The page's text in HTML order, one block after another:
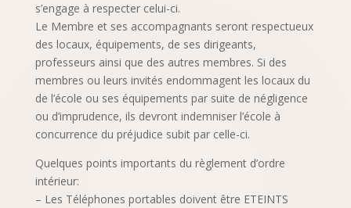
s’engage à respecter celui-ci.
Le Membre et ses accompagnants seront respectueux
des locaux, équipements, de ses dirigeants,
professeurs ainsi que des autres membres. Si des
membres ou leurs invités endommagent les locaux du
de l’école ou ses équipements par suite de négligence
ou d’imprudence, ils devront indemniser l’école à
concurrence du préjudice subit par celle-ci.
Quelques points importants du règlement d’ordre
intérieur:
– Les Téléphones portables doivent être ETEINTS